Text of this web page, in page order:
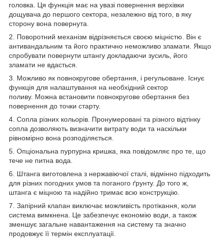
головка. Ця функція має на увазі повернення верхівки
дощувача до першого сектора, незалежно від того, в яку
сторону вона повернута.
2. Поворотний механізм відрізняється своєю міцністю. Він є
антивандальним та його практично неможливо зламати. Якщо
спробувати повернути штангу докладаючи зусиль, його
зламати не вдасться.
3. Можливо як повнокругове обертання, і регульоване. Існує
функція для налаштування на необхідний сектор
поливу. Можна встановити повнокругове обертання без
повернення до точки старту.
4. Сопла різних кольорів. Пронумеровані та різного відтінку
сопла дозволяють визначити витрату води та наскільки
рівномірно вона розподіляється.
5. Опціональна пурпурна кришка, яка повідомляє про те, що
тече не питна вода.
6. Штанга виготовлена з нержавіючої сталі, відмінно підходить
для різних погодних умов та поганого ґрунту. До того ж,
штанга є міцною та надійно тримає всю конструкцію.
7. Запірний клапан виключає можливість протікання, коли
система вимкнена. Це забезпечує економію води, а також
зменшує загальне навантаження на систему та значно
продовжує її термін експлуатації.